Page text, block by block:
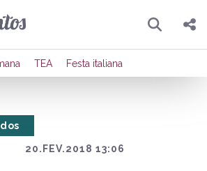
Pesquisar
Compartilhar
TEA Festa italiana
20.FEV.2018 13:06